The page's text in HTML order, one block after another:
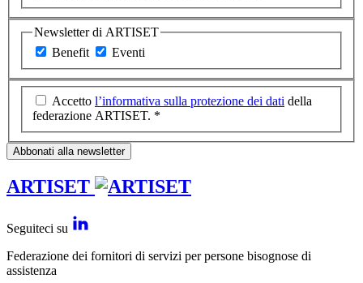
Newsletter di ARTISET
Benefit
Eventi
Accetto l’informativa sulla protezione dei dati della
federazione ARTISET. *
Abbonati alla newsletter
ARTISET
Seguiteci su
Federazione dei fornitori di servizi per persone bisognose di
assistenza